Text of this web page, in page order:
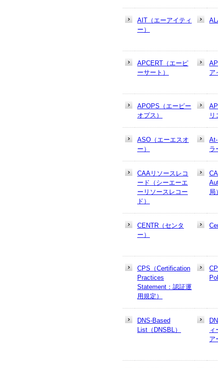
AIT（エーアイティ
ー）
APCERT（エーピ
ーサート）
ア
APOPS（エーピー
オプス）
リ
ASO（エーエスオ
ー）
ラ
CAAリソースレコ
ード（シーエーエ
ーリソースレコー
ド）
局
CENTR（センタ
ー）
CPS（Certification
Practices
Statement：認証運
用規定）
DNS-Based
List（DNSBL）
ィ
ア